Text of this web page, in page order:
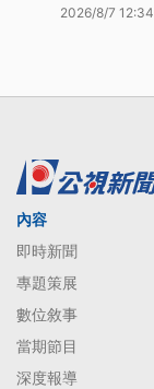
2026/8/7 12:34
內容
即時新聞
專題策展
數位敘事
當期節目
深度報導